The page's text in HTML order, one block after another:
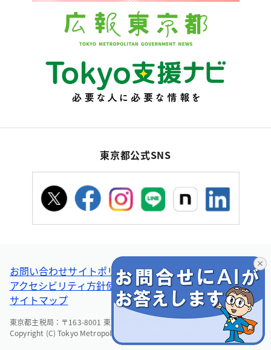
東京都公式SNS
お問い合わせサイトポリシー個人情報の取扱い
アクセシビリティ方針使い方ヘルプ
リンク集・その他
サイトマップ
東京都主税局：〒163-8001 東京都新宿区西新宿2-8-1 電話：03-5388-2925
Copyright (C) Tokyo Metropolitan Government. All Rights Reserved.